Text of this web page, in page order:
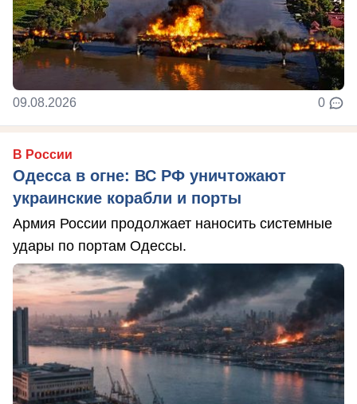
09.08.2026 0
В России
Одесса в огне: ВС РФ уничтожают
украинские корабли и порты
Армия России продолжает наносить системные
удары по портам Одессы.